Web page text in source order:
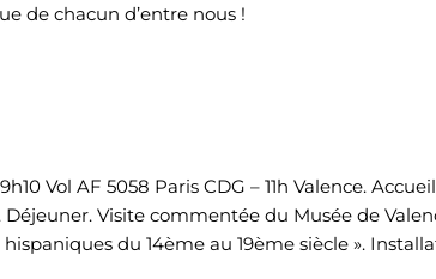
de chacun d’entre nous !
Vol AF 5058 Paris CDG – 11h Valence.
Visite commentée du Musée de
du 14ème au 19ème siècle ».